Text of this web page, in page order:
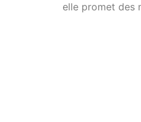
elle promet des